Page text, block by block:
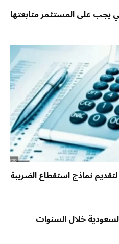
يجب على المستثمر متابعتها
نماذج استقطاع الضريبة
خلال السنوات